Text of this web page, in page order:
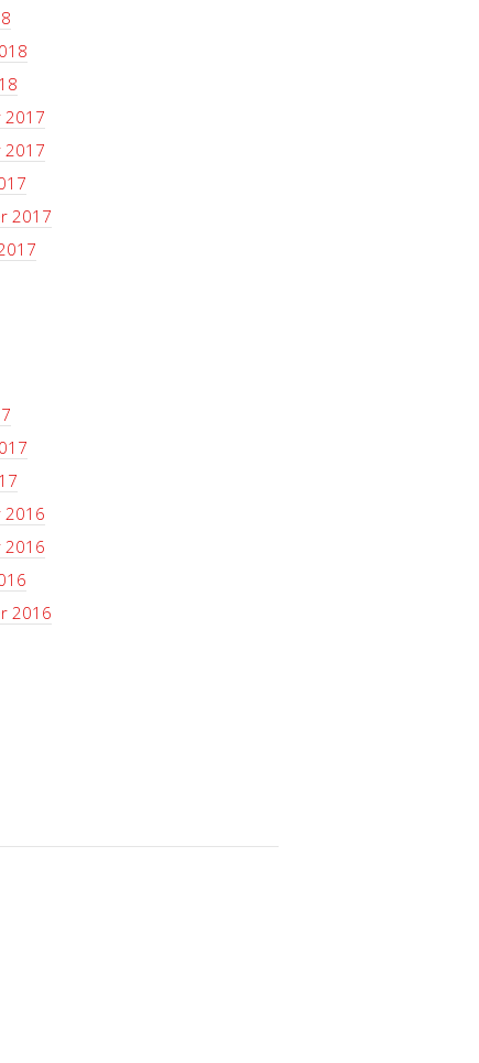
2017
2017
2017
2016
2016
2016